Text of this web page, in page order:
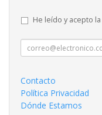
He leído y acepto la
Contacto
Política Privacidad
Dónde Estamos